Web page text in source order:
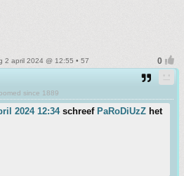
2 april 2024 @ 12:55 • 57
since 1889
2024 12:34schreef PaRoDiUzZ het